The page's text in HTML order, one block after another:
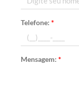
Telefone:*
Mensagem:*